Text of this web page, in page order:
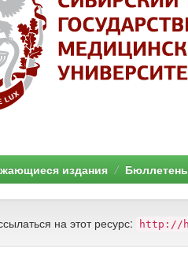
издания
на этот ресурс: http://